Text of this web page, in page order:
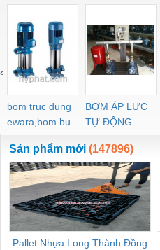
bom truc dung
ewara,bom bu
ewara
BƠM ÁP LỰC
TỰ ĐỘNG
‹
Sản phẩm mới (147896)
Pallet Nhựa Long Thành Đồng